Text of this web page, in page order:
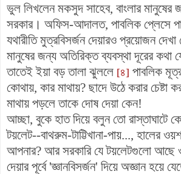
ভুল লিখলেন মকসুদ সাহেব, বাংলার মানুষের
সরকার। অফিস-আদালত, পাবলিক প্লেসে
যথারীতি মুত্রবিসর্জন দেয়ারও প্রয়োজন
মানুষের জন্য অতিরিক্ত ব্যবস্থা দূরের কথা
তাতেই ইয়া বড় তালা ঝুললে [৪] পাবলিক
কোথায়, কার মাথায়? ছাদে উঠে করার চেষ্টা
মাথায় পড়লে তাকে দোষ দেয়া কেন!
আচ্ছা, বুকে হাত দিয়ে বলুন তো রাস্তাঘাটে
টয়লেট--বাথরুম-টাট্টিখানা-পায়..., হালের
আপনার? আর সরকারি যে টয়লেটগুলো আছে
দেয়ার পূর্বে 'জ্ঞানবিসর্জন' দিয়ে অজ্ঞান হয়ে